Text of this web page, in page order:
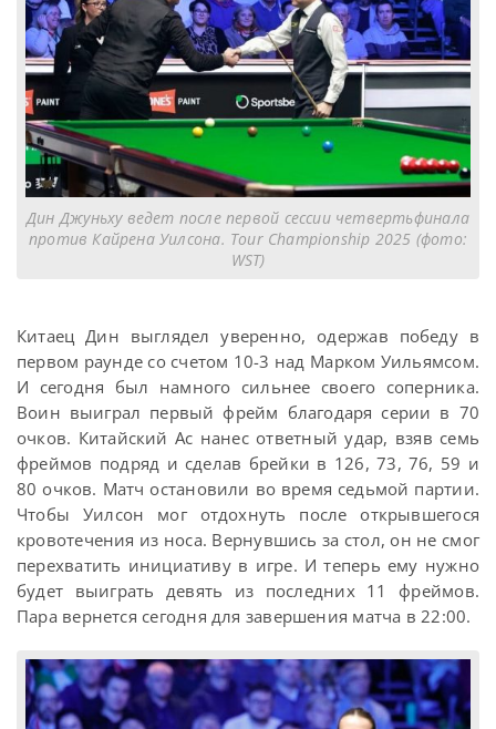
Дин Джуньху ведет после первой сессии четвертьфинала
против Кайрена Уилсона. Tour Championship 2025 (фото:
WST)
Китаец Дин выглядел уверенно, одержав победу в
первом раунде со счетом 10-3 над Марком Уильямсом.
И сегодня был намного сильнее своего соперника.
Воин выиграл первый фрейм благодаря серии в 70
очков. Китайский Ас нанес ответный удар, взяв семь
фреймов подряд и сделав брейки в 126, 73, 76, 59 и
80 очков. Матч остановили во время седьмой партии.
Чтобы Уилсон мог отдохнуть после открывшегося
кровотечения из носа. Вернувшись за стол, он не смог
перехватить инициативу в игре. И теперь ему нужно
будет выиграть девять из последних 11 фреймов.
Пара вернется сегодня для завершения матча в 22:00.